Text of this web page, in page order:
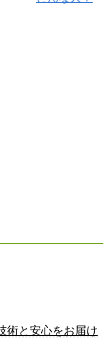
術と安心をお届け